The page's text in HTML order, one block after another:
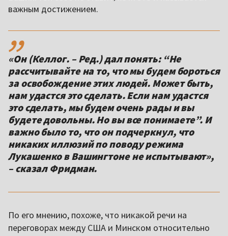
важным достижением.
,,
«Он (Келлог. – Ред.) дал понять: “Не
рассчитывайте на то, что мы будем бороться
за освобождение этих людей. Может быть,
нам удастся это сделать. Если нам удастся
это сделать, мы будем очень рады и вы
будете довольны. Но вы все понимаете”. И
важно было то, что он подчеркнул, что
никаких иллюзий по поводу режима
Лукашенко в Вашингтоне не испытывают»,
– сказал Фридман.
По его мнению, похоже, что никакой речи на
переговорах между США и Минском относительно